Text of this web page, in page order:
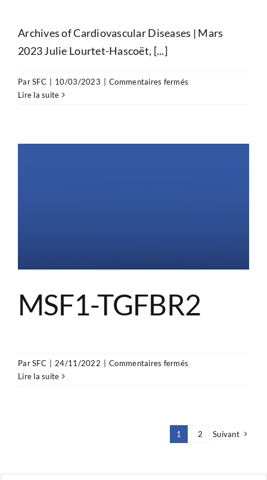
Archives of Cardiovascular Diseases | Mars
2023 Julie Lourtet-Hascoët, [...]
ParSFC 10/03/2023 Commentaires fermés
after
features
Lire la suite
MSF1-TGFBR2
ParSFC | 24/11/2022 | Commentaires fermés
Lire la suite
1 2 Suivant